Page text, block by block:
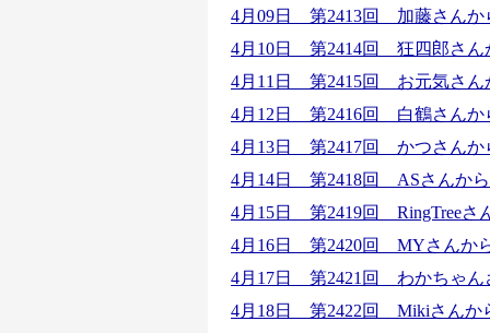
4月09日 第2413回 加藤さんか
4月10日 第2414回 狂四郎さん
4月11日 第2415回 お元気さん
4月12日 第2416回 白鶴さんか
4月13日 第2417回 かつさんか
4月14日 第2418回 ASさんから
4月15日 第2419回 RingTreeさ
4月16日 第2420回 MYさんか
4月17日 第2421回 わかちゃん
4月18日 第2422回 Mikiさんか